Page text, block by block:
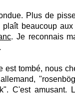
Plus de
beaucoup
. Je reconnais
est tombé, nous
C'est amusant.